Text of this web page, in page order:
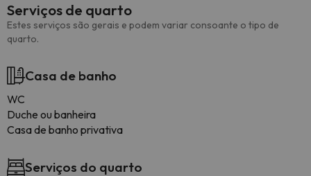
Serviços de quarto
Estes serviços são gerais e podem variar consoante o tipo de
quarto.
Casa de banho
WC
Duche ou banheira
Casa de banho privativa
Serviços do quarto